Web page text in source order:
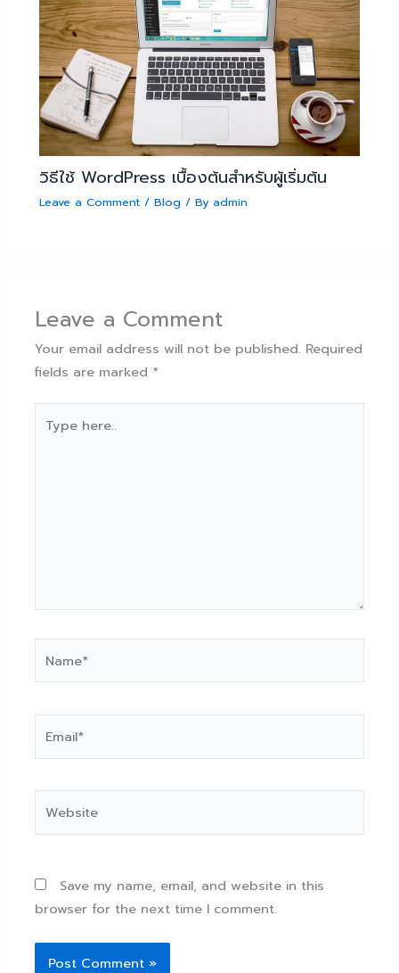
วิธีใช้ WordPress เบื้องต้นสำหรับผู้เริ่มต้น
Leave a Comment /Blog / Byadmin
Leave a Comment
Your email address will not be published. Required
fields are marked *
here..
Save my name, email, and website in this
browser for the next time I comment.